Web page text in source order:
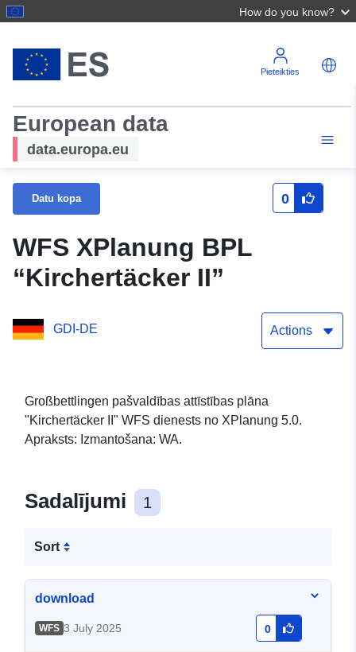
How do you know?
Pieteikties
European data
data.europa.eu
Datu kopa 0
WFS XPlanung BPL
“Kirchertäcker II”
GDI-DE Actions
Großbettlingen pašvaldības attīstības plāna
"Kirchertäcker II" WFS dienests no XPlanung 5.0.
Apraksts: Izmantošana: WA.
Sadalījumi 1
Sort
download
WFS 3 July 2025 0